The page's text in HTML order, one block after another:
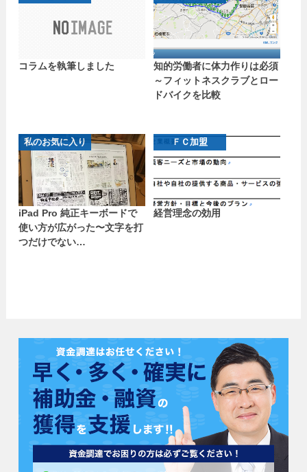
コラムを執筆しました
知的労働者に体力作りは必須
～フィットネスクラブとロー
ドバイクを比較
私のお気に入り
iPad Pro 純正キーボードで
使い方が広がった〜文字を打
つだけでない…
ＦＣ加盟
経営理念の効用